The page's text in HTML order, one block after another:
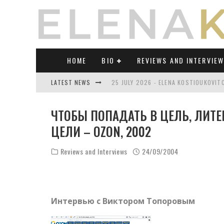
HOME BIO REVIEWS AND
LATEST NEWS 25 JULY 2026 - ELENA
21 JULY 2026 - REVIEW OF
21 JUNE 2026 - REVIEW OF
30 JULY 2026 - ELENA
ЧТОБЫ ПОПАДАТЬ В ЦЕЛЬ,
ЦЕЛИ – OZON, 2002
Reviews and Interviews 24/09/2004
Интервью с Виктором Топоровым